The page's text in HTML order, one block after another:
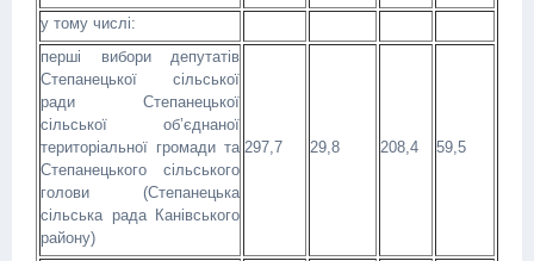
у тому числі:
перші вибори депутатів
Степанецької сільської
ради Степанецької
сільської об’єднаної
територіальної громади та
Степанецького сільського
голови (Степанецька
сільська рада Канівського
району)
297,7 29,8 208,4 59,5